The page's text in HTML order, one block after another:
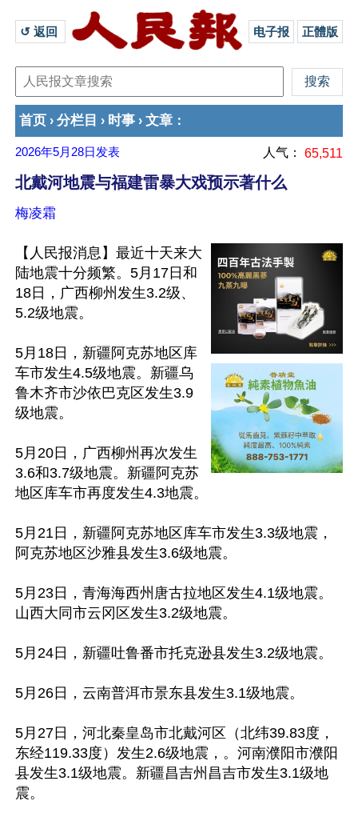
↺ 返回 电子报 正體版
首页 › 分栏目 › 时事 › 文章 ：
2026年5月28日 发表 人气： 65,511
北戴河地震与福建雷暴大戏预示著什么
梅凌霜
【人民报消息】最近十天来大
陆地震十分频繁。5月17日和
18日，广西柳州发生3.2级、
5.2级地震。
5月18日，新疆阿克苏地区库
车市发生4.5级地震。新疆乌
鲁木齐市沙依巴克区发生3.9
级地震。
5月20日，广西柳州再次发生
3.6和3.7级地震。新疆阿克苏
地区库车市再度发生4.3地震。
5月21日，新疆阿克苏地区库车市发生3.3级地震，
阿克苏地区沙雅县发生3.6级地震。
5月23日，青海海西州唐古拉地区发生4.1级地震。
山西大同市云冈区发生3.2级地震。
5月24日，新疆吐鲁番市托克逊县发生3.2级地震。
5月26日，云南普洱市景东县发生3.1级地震。
5月27日，河北秦皇岛市北戴河区（北纬39.83度，
东经119.33度）发生2.6级地震，。河南濮阳市濮阳
县发生3.1级地震。新疆昌吉州昌吉市发生3.1级地
震。